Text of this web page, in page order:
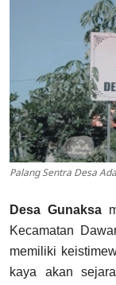
Palang Sentra Desa
Desa Gunaksa
Kecamatan
memiliki
kaya akan